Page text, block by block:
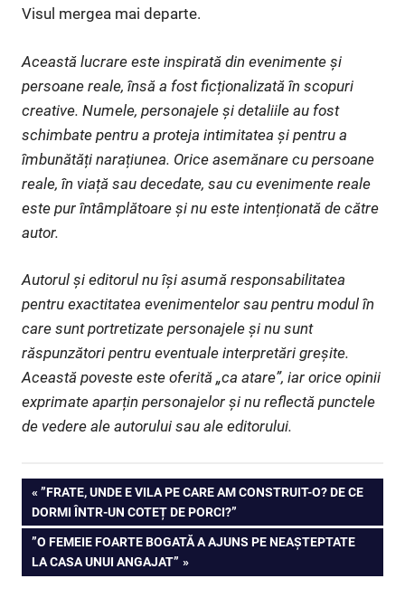
Visul mergea mai departe.
Această lucrare este inspirată din evenimente și
persoane reale, însă a fost ficționalizată în scopuri
creative. Numele, personajele și detaliile au fost
schimbate pentru a proteja intimitatea și pentru a
îmbunătăți narațiunea. Orice asemănare cu persoane
reale, în viață sau decedate, sau cu evenimente reale
este pur întâmplătoare și nu este intenționată de către
autor.
Autorul și editorul nu își asumă responsabilitatea
pentru exactitatea evenimentelor sau pentru modul în
care sunt portretizate personajele și nu sunt
răspunzători pentru eventuale interpretări greșite.
Această poveste este oferită „ca atare”, iar orice opinii
exprimate aparțin personajelor și nu reflectă punctele
de vedere ale autorului sau ale editorului.
Navigare
în
articole
PREVIOUS
POST:
”FRATE, UNDE E VILA PE CARE AM CONSTRUIT-O? DE CE
DORMI ÎNTR-UN COTEȚ DE PORCI?”
NEXT
POST:
”O FEMEIE FOARTE BOGATĂ A AJUNS PE NEAȘTEPTATE
LA CASA UNUI ANGAJAT”